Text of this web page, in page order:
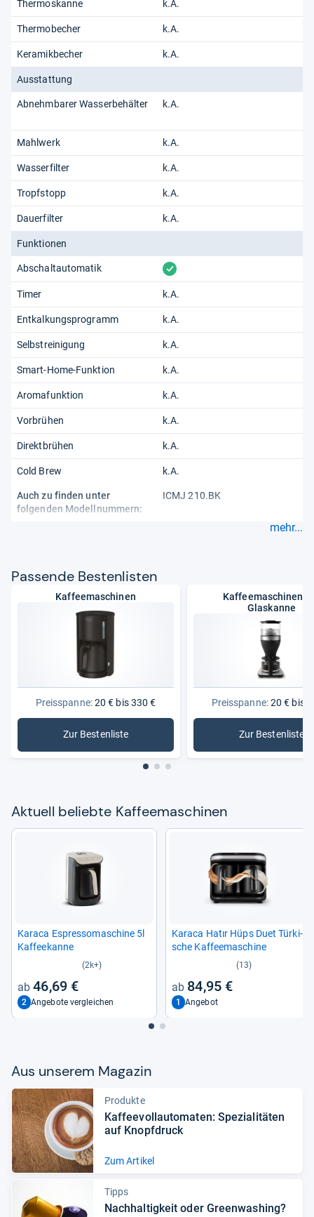
Thermoskanne k.A.
Thermobecher k.A.
Keramikbecher k.A.
Ausstattung
Abnehmbarer Wasserbehälter k.A.
Mahlwerk k.A.
Wasserfilter k.A.
Tropfstopp k.A.
Dauerfilter k.A.
Funktionen
Abschaltautomatik vorhanden
Timer k.A.
Entkalkungsprogramm k.A.
Selbstreinigung k.A.
Smart-Home-Funktion k.A.
Aromafunktion k.A.
Vorbrühen k.A.
Direktbrühen k.A.
Cold Brew k.A.
Auch zu finden unter
folgenden Modellnummern:
ICMJ 210.BK
mehr...
Pas­sende Bes­ten­lis­ten
Kaffeemaschinen
Preisspanne:20 € bis 330 €
Zur Bestenliste: Kaffeemaschinen
Kaffeemaschinen
Glaskanne
Preisspanne:20 € bis
Zur Bestenliste
:
Aktu­ell beliebte Kaf­fee­ma­schi­nen
Karaca Espres­so­ma­schine 5l
Kaf­fee­kanne
(2k+)
46,69 €
2 Angebote vergleichen
Karaca Hatır Hüps Duet Tür­ki­
sche Kaf­fee­ma­schine
(13)
84,95 €
1 Angebot
Aus unse­rem Maga­zin
Produkte
Kaf­fee­voll­au­to­ma­ten: Spe­zia­li­tä­ten
auf Knopf­druck
Zum Artikel
Tipps
Nach­hal­tig­keit oder Green­wa­shing?